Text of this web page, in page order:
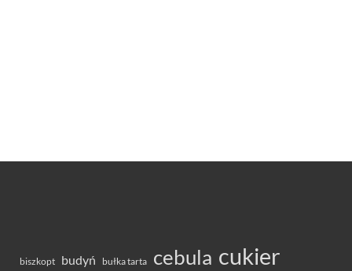
biszkopt budyń bułka tarta cebula cukier